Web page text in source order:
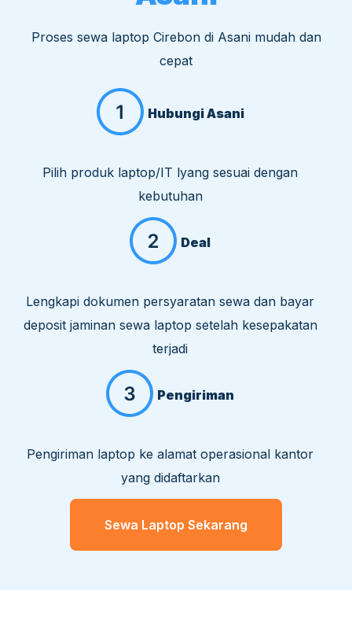
Proses sewa laptop Cirebon di Asani mudah dan
cepat
Hubungi Asani
Pilih produk laptop/IT lyang sesuai dengan
kebutuhan
Deal
Lengkapi dokumen persyaratan sewa dan bayar
deposit jaminan sewa laptop setelah kesepakatan
terjadi
Pengiriman
Pengiriman laptop ke alamat operasional kantor
yang didaftarkan
Sewa Laptop Sekarang